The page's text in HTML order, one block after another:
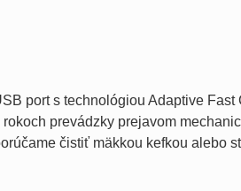
port s technológiou Adaptive
prevádzky prejavom
čistiť mäkkou kefkou alebo